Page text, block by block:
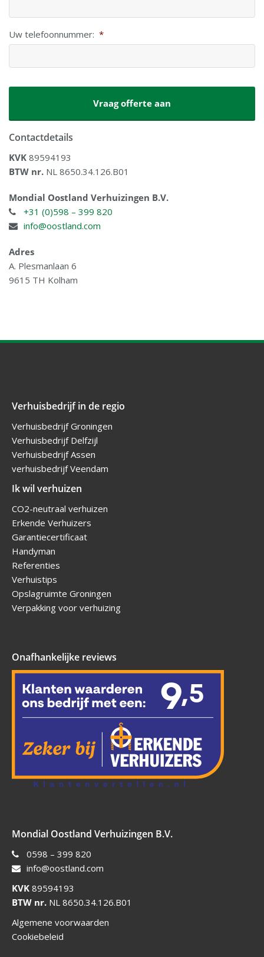
Uw telefoonnummer: *
Contactdetails
KVK 89594193
BTW nr. NL 8650.34.126.B01
Mondial Oostland Verhuizingen B.V.
+31 (0)598 – 399 820
info@oostland.com
Adres
A. Plesmanlaan 6
9615 TH Kolham
Verhuisbedrijf in de regio
Verhuisbedrijf Groningen
Verhuisbedrijf Delfzijl
Verhuisbedrijf Assen
verhuisbedrijf Veendam
Ik wil verhuizen
CO2-neutraal verhuizen
Erkende Verhuizers
Garantiecertificaat
Handyman
Referenties
Verhuistips
Opslagruimte Groningen
Verpakking voor verhuizing
Onafhankelijke reviews
Mondial Oostland Verhuizingen B.V.
0598 – 399 820
info@oostland.com
KVK 89594193
BTW nr. NL 8650.34.126.B01
Algemene voorwaarden
Cookiebeleid